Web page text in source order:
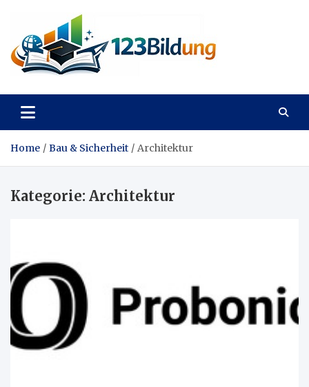
content
123Bildung
Home Bau & Sicherheit Architektur
Kategorie: Architektur